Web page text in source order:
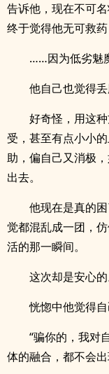
告诉他，现在不可
终于觉得他无可救药
……因为低劣魅
他自己也觉得丢
好奇怪，用这
受，甚至有点小小
助，偏自己又消极
出去。
他现在是真的
觉都混乱成一团，
活的那一瞬间。
这次却是安心的
恍惚中他觉得
“骗你的，我对
体的融合，都不会